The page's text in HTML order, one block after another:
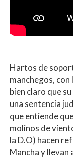
Hartos de
manchegos,
bien claro que
una sentencia
que entiende
molinos de
la D.O) hacen
Mancha y llevan